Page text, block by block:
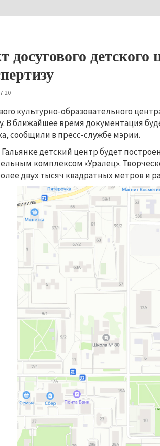
досугового
культурно-образовательного
В ближайшее время документация
сообщили в пресс-службе мэрии.
детский центр будет
комплексом «Уралец».
двух тысяч квадратных метров и